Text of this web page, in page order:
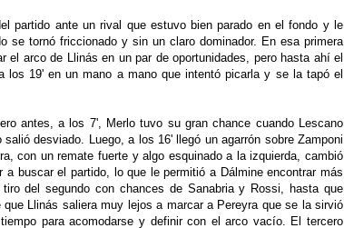
partido ante un rival que estuvo bien parado en el fondo y le
tornó friccionado y sin un claro dominador. En esa primera
arco de Llinás en un par de oportunidades, pero hasta ahí el
19' en un mano a mano que intentó picarla y se la tapó el
antes, a los 7', Merlo tuvo su gran chance cuando Lescano
desviado. Luego, a los 16' llegó un agarrón sobre Zamponi
con un remate fuerte y algo esquinado a la izquierda, cambió
buscar el partido, lo que le permitió a Dálmine encontrar más
del segundo con chances de Sanabria y Rossi, hasta que
Llinás saliera muy lejos a marcar a Pereyra que se la sirvió
para acomodarse y definir con el arco vacío. El tercero